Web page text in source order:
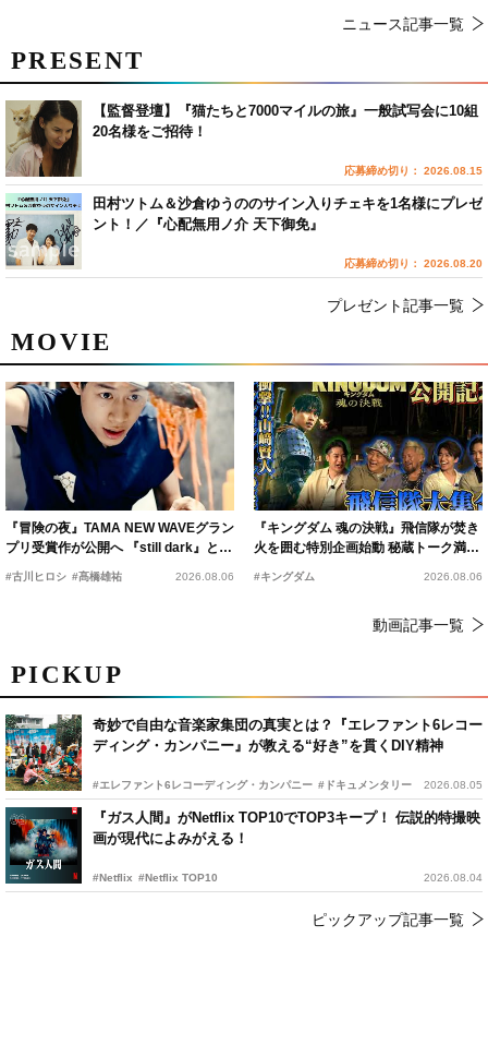
ニュース記事一覧
PICKUP
奇妙で自由な音楽家集団の真実とは？『エレファント6レコー
ディング・カンパニー』が教える“好き”を貫くDIY精神
#エレファント6レコーディング・カンパニー #ドキュメンタリー 2026.08.05
『ガス人間』がNetflix TOP10でTOP3キープ！ 伝説的特撮映
画が現代によみがえる！
#Netflix #Netflix TOP10 2026.08.04
ピックアップ記事一覧
MOVIE
『冒険の夜』TAMA NEW WAVEグラン
プリ受賞作が公開へ 『still dark』と同
時上映決定
#古川ヒロシ #髙橋雄祐 2026.08.06
『キングダム 魂の決戦』飛信隊が焚き
火を囲む特別企画始動 秘蔵トーク満載
の“キングダムキャンプ”開催
#キングダム 2026.08.06
動画記事一覧
PRESENT
【監督登壇】『猫たちと7000マイルの旅』一般試写会に10組
20名様をご招待！
応募締め切り： 2026.08.15
田村ツトム＆沙倉ゆうののサイン入りチェキを1名様にプレゼ
ント！／『心配無用ノ介 天下御免』
応募締め切り： 2026.08.20
プレゼント記事一覧